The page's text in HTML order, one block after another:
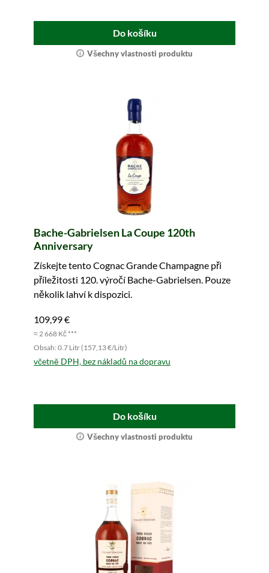
Do košíku
Všechny vlastnosti produktu
Bache-Gabrielsen La Coupe 120th
Anniversary
Získejte tento Cognac Grande Champagne při
příležitosti 120. výročí Bache-Gabrielsen. Pouze
několik lahví k dispozici.
109,99 €
≈ 2 668 Kč ***
Obsah: 0.7 Litr (157,13 €/Litr)
včetně DPH, bez nákladů na dopravu
Do košíku
Všechny vlastnosti produktu